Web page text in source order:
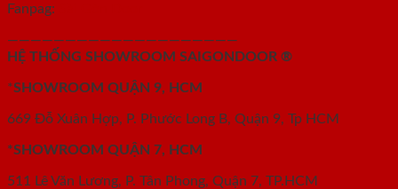
Fanpag:
————————————————————
HỆ THỐNG SHOWROOM SAIGONDOOR ®
*SHOWROOM QUẬN 9, HCM
669 Đỗ Xuân Hợp, P. Phước Long B, Quận 9, Tp HCM
*SHOWROOM QUẬN 7, HCM
511 Lê Văn Lương, P. Tân Phong, Quận 7, TP.HCM